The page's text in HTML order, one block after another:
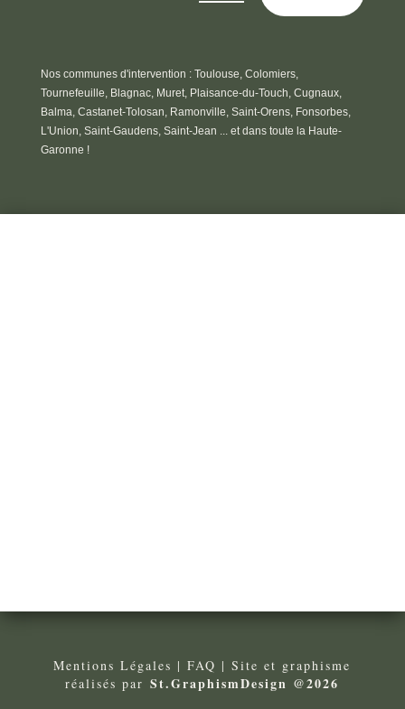
Nos communes d'intervention : Toulouse, Colomiers,
Tournefeuille, Blagnac, Muret, Plaisance-du-Touch, Cugnaux,
Balma, Castanet-Tolosan, Ramonville, Saint-Orens, Fonsorbes,
L'Union, Saint-Gaudens, Saint-Jean ... et dans toute la Haute-
Garonne !
Mentions Légales | FAQ | Site et graphisme
réalisés par St.GraphismDesign @2026